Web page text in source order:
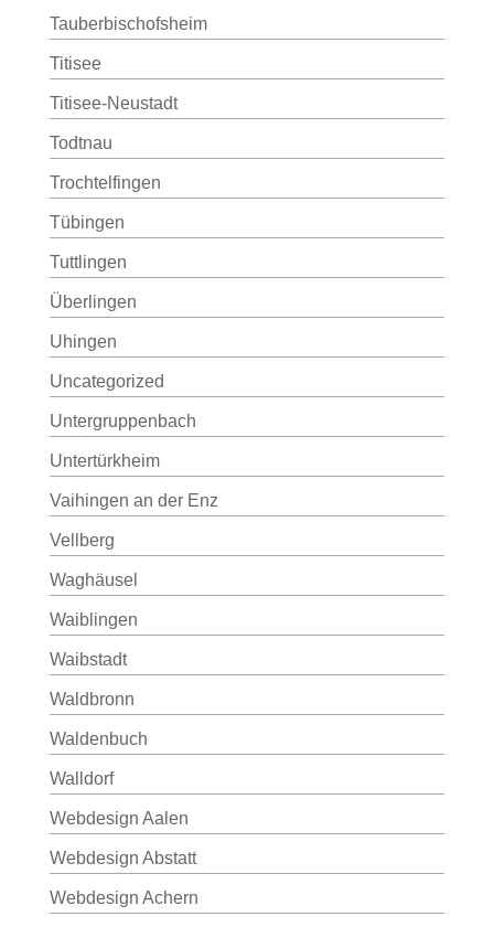
Tauberbischofsheim
Titisee
Titisee-Neustadt
Todtnau
Trochtelfingen
Tübingen
Tuttlingen
Überlingen
Uhingen
Uncategorized
Untergruppenbach
Untertürkheim
Vaihingen an der Enz
Vellberg
Waghäusel
Waiblingen
Waibstadt
Waldbronn
Waldenbuch
Walldorf
Webdesign Aalen
Webdesign Abstatt
Webdesign Achern